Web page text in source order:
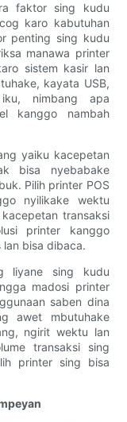
faktor sing kudu
karo kabutuhan
penting sing kudu
manawa printer
sistem kasir lan
kayata USB,
nimbang apa
kanggo nambah
yaiku kacepetan
bisa nyebabake
Pilih printer POS
nyilikake wektu
transaksi
printer kanggo
lan bisa dibaca.
liyane sing kudu
madosi printer
saben dina
awet mbutuhake
ngirit wektu lan
transaksi sing
printer sing bisa